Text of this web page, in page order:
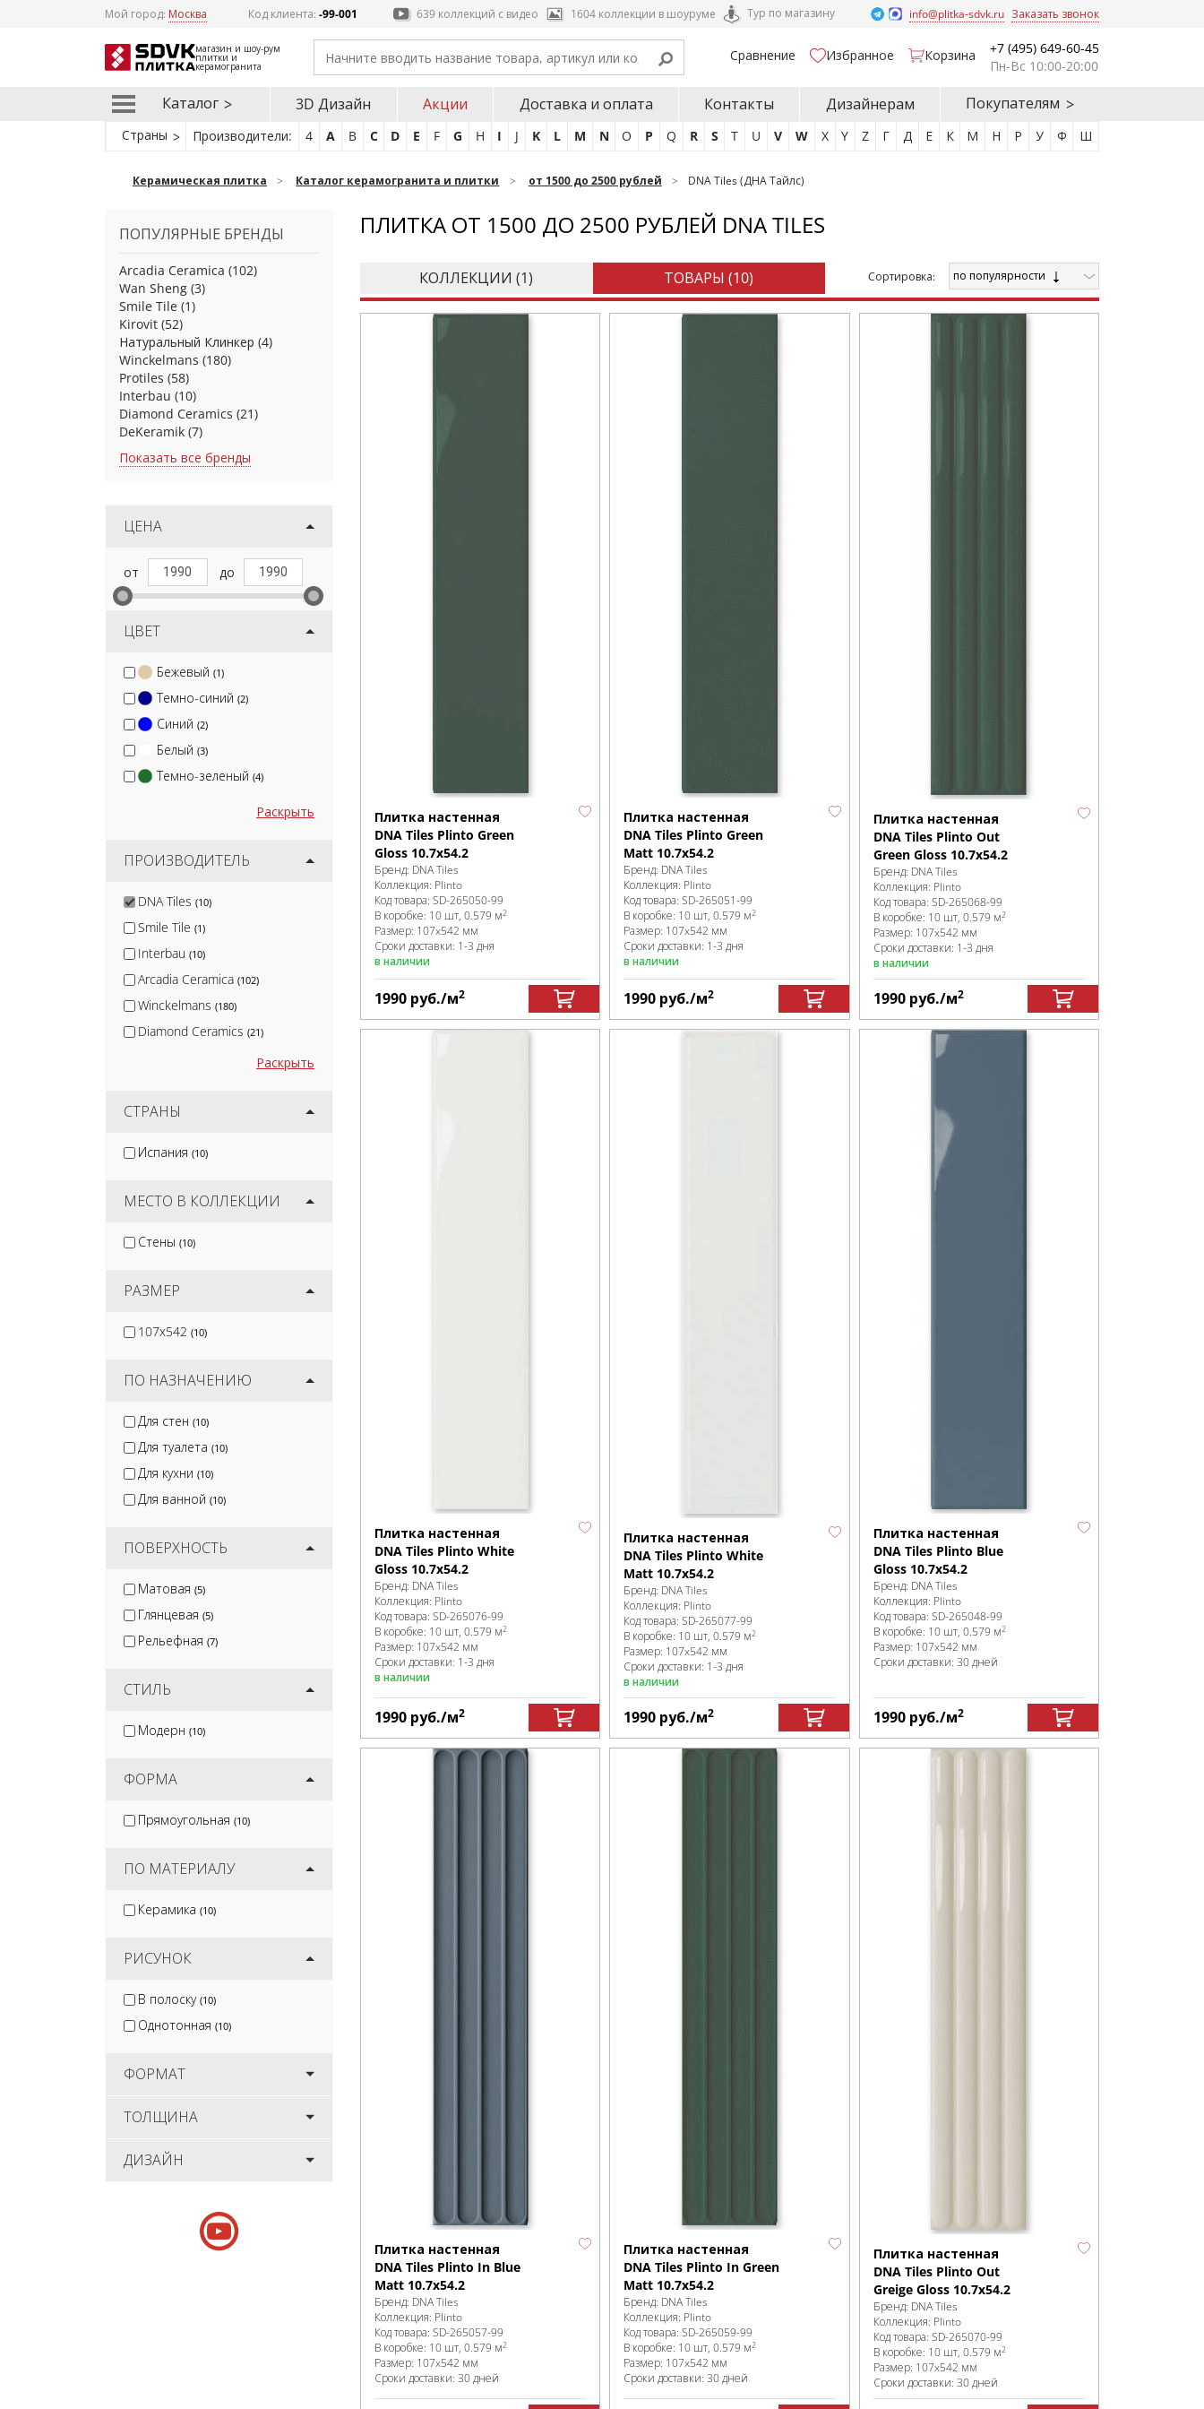
Мой город: Москва Код клиента:-99-001 639 коллекций с видео 1604 коллекции в шоуруме Тур по магазину info@plitka-sdvk.ru Заказать звонок
магазин и шоу-рум
плитки и
керамогранита
Сравнение Избранное Корзина
+7 (495) 649-60-45
Пн-Вс 10:00-20:00
Каталог 3D Дизайн Акции Доставка и оплата Контакты Дизайнерам Покупателям
Страны Производители: 4 A B C D E F G H I J K L M N O P Q R S T U V W X Y Z Г Д Е К М Н Р У Ф Ш
Керамическая плитка Каталог керамогранита и плитки от 1500 до 2500 рублей DNA Tiles (ДНА Тайлс)
ПОПУЛЯРНЫЕ БРЕНДЫ
Arcadia Ceramica (102)
Wan Sheng (3)
Smile Tile (1)
Kirovit (52)
Натуральный Клинкер (4)
Winckelmans (180)
Protiles (58)
Interbau (10)
Diamond Ceramics (21)
DeKeramik (7)
Показать все бренды
ЦЕНА
ЦВЕТ
Бежевый (1)
Темно-синий (2)
Синий (2)
Белый (3)
Темно-зеленый (4)
Раскрыть
ПРОИЗВОДИТЕЛЬ
DNA Tiles (10)
Smile Tile (1)
Interbau (10)
Arcadia Ceramica (102)
Winckelmans (180)
Diamond Ceramics (21)
Artkera Group
Protiles (58)
Раскрыть
СТРАНЫ
Испания (10)
МЕСТО В КОЛЛЕКЦИИ
Стены (10)
РАЗМЕР
107x542 (10)
ПО НАЗНАЧЕНИЮ
Для стен (10)
Для туалета (10)
Для кухни (10)
Для ванной (10)
ПОВЕРХНОСТЬ
Матовая (5)
Глянцевая (5)
Рельефная (7)
СТИЛЬ
Модерн (10)
ФОРМА
Прямоугольная (10)
ПО МАТЕРИАЛУ
Керамика (10)
РИСУНОК
В полоску (10)
Однотонная (10)
ФОРМАТ
ТОЛЩИНА
ДИЗАЙН
ПЛИТКА ОТ 1500 ДО 2500 РУБЛЕЙ DNA TILES
КОЛЛЕКЦИИ (1) ТОВАРЫ (10) Cортировка: по популярности
Плитка настенная
DNA Tiles Plinto Green
Gloss 10.7x54.2
Бренд: DNA Tiles
Коллекция: Plinto
Код товара: SD-265050-99
В коробке: 10 шт, 0.579 м2
Размер: 107x542 мм
Сроки доставки: 1-3 дня
в наличии
1990 руб./м2
Плитка настенная
DNA Tiles Plinto Green
Matt 10.7x54.2
Бренд: DNA Tiles
Коллекция: Plinto
Код товара:SD-265051-99
В коробке: 10 шт, 0.579 м2
Размер: 107x542 мм
Сроки доставки: 1-3 дня
в наличии
1990 руб./м2
Плитка настенная
DNA Tiles Plinto Out
Green Gloss 10.7x54.2
Бренд: DNA Tiles
Коллекция: Plinto
Код товара: SD-265068-99
В коробке: 10 шт, 0.579 м2
Размер: 107x542 мм
Сроки доставки: 1-3 дня
в наличии
1990 руб./м2
Плитка настенная
DNA Tiles Plinto White
Gloss 10.7x54.2
Бренд: DNA Tiles
Коллекция: Plinto
Код товара: SD-265076-99
В коробке: 10 шт, 0.579 м2
Размер: 107x542 мм
Сроки доставки: 1-3 дня
в наличии
1990 руб./м2
Плитка настенная
DNA Tiles Plinto White
Matt 10.7x54.2
Бренд: DNA Tiles
Коллекция: Plinto
Код товара:SD-265077-99
В коробке: 10 шт, 0.579 м2
Размер: 107x542 мм
Сроки доставки: 1-3 дня
в наличии
1990 руб./м2
Плитка настенная
DNA Tiles Plinto Blue
Gloss 10.7x54.2
Бренд: DNA Tiles
Коллекция: Plinto
Код товара: SD-265048-99
В коробке: 10 шт, 0.579 м2
Размер: 107x542 мм
Сроки доставки: 30 дней
1990 руб./м2
Плитка настенная
DNA Tiles Plinto In Blue
Matt 10.7x54.2
Бренд: DNA Tiles
Коллекция: Plinto
Код товара: SD-265057-99
В коробке: 10 шт, 0.579 м2
Размер: 107x542 мм
Сроки доставки: 30 дней
Плитка настенная
DNA Tiles Plinto In Green
Matt 10.7x54.2
Бренд: DNA Tiles
Коллекция: Plinto
Код товара:SD-265059-99
В коробке: 10 шт, 0.579 м2
Размер: 107x542 мм
Сроки доставки: 30 дней
Плитка настенная
DNA Tiles Plinto Out
Greige Gloss 10.7x54.2
Бренд: DNA Tiles
Коллекция: Plinto
Код товара: SD-265070-99
В коробке: 10 шт, 0.579 м2
Размер: 107x542 мм
Сроки доставки: 30 дней